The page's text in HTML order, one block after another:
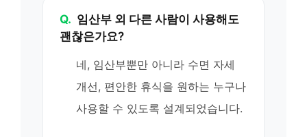
Q. 임산부 외 다른 사람이 사용해도
괜찮은가요?
네, 임산부뿐만 아니라 수면 자세
개선, 편안한 휴식을 원하는 누구나
사용할 수 있도록 설계되었습니다.